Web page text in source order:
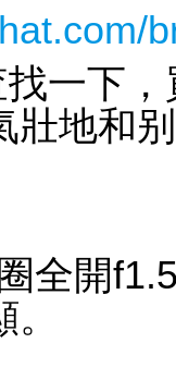
一下
壯地和
全開